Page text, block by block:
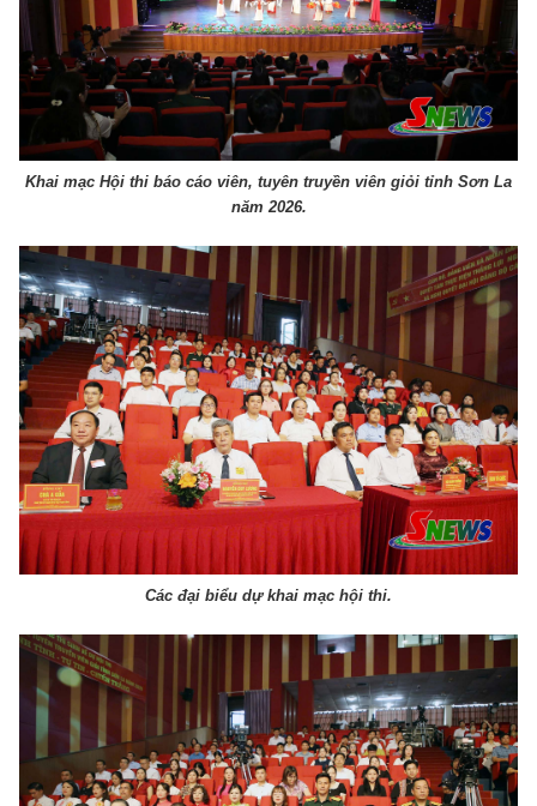
Khai mạc Hội thi báo cáo viên, tuyên truyền viên giỏi tỉnh Sơn La
năm 2026.
Các đại biểu dự khai mạc hội thi.